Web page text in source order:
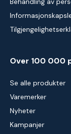
Over 100 000
Se alle produkter
Varemerker
Nyheter
Kampanjer